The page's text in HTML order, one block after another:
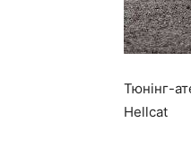
Тюнінг-
Hellcat